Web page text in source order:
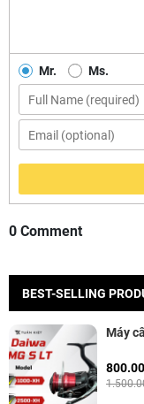
Mr. Ms.
0 Comment
BEST-SELLING
Máy